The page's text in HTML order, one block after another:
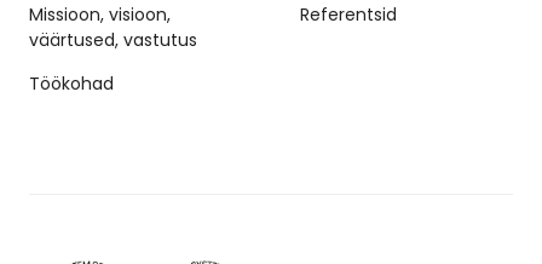
Missioon, visioon,
väärtused, vastutus
Töökohad
Referentsid